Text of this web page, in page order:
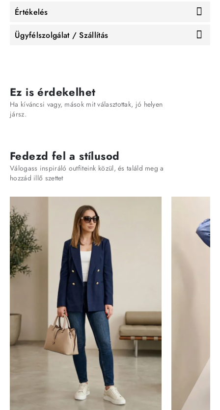
Értékelés
Ügyfélszolgálat / Szállítás
Ez is érdekelhet
Ha kíváncsi vagy, mások mit választottak, jó helyen
jársz.
Fedezd fel a stílusod
Válogass inspiráló outfiteink közül, és találd meg a
hozzád illő szettet